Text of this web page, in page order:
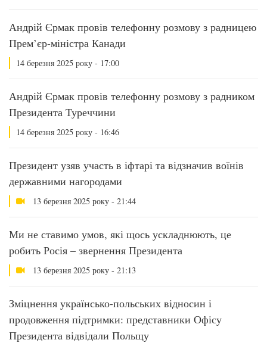
Андрій Єрмак провів телефонну розмову з радницею
Прем’єр-міністра Канади
14 березня 2025 року - 17:00
Андрій Єрмак провів телефонну розмову з радником
Президента Туреччини
14 березня 2025 року - 16:46
Президент узяв участь в іфтарі та відзначив воїнів
державними нагородами
13 березня 2025 року - 21:44
Ми не ставимо умов, які щось ускладнюють, це
робить Росія – звернення Президента
13 березня 2025 року - 21:13
Зміцнення українсько-польських відносин і
продовження підтримки: представники Офісу
Президента відвідали Польщу